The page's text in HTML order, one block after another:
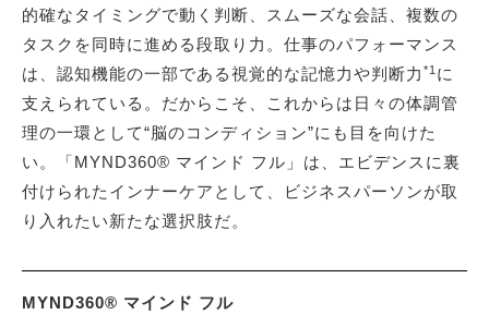
的確なタイミングで動く判断、スムーズな会話、複数の
タスクを同時に進める段取り力。仕事のパフォーマンス
は、認知機能の一部である視覚的な記憶力や判断力 *1 に
支えられている。だからこそ、これからは日々の体調管
理の一環として“脳のコンディション”にも目を向けた
い。「MYND360® マインド フル」は、エビデンスに裏
付けられたインナーケアとして、ビジネスパーソンが取
り入れたい新たな選択肢だ。
MYND360® マインド フル